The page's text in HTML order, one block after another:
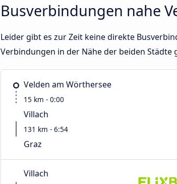
Busverbindungen nahe
Leider gibt es zur Zeit keine direkte
Verbindungen in der Nähe der beiden Städte
Velden am Wörthersee
15 km - 0:00
Villach
131 km - 6:54
Graz
Villach